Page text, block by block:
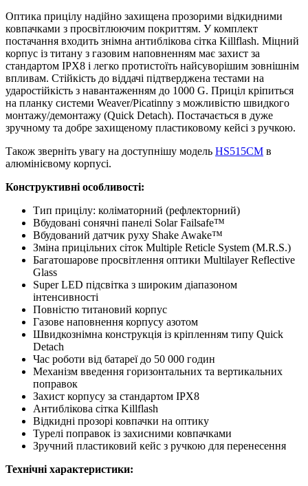
Оптика прицілу надійно захищена прозорими відкидними
ковпачками з просвітлюючим покриттям. У комплект
постачання входить знімна антиблікова сітка Killflash. Міцний
корпус із титану з газовим наповненням має захист за
стандартом IPX8 і легко протистоїть найсуворішим зовнішнім
впливам. Стійкість до віддачі підтверджена тестами на
ударостійкість з навантаженням до 1000 G. Приціл кріпиться
на планку системи Weaver/Picatinny з можливістю швидкого
монтажу/демонтажу (Quick Detach). Постачається в дуже
зручному та добре захищеному пластиковому кейсі з ручкою.
Також зверніть увагу на доступнішу модель HS515CM в
алюмінієвому корпусі.
Конструктивні особливості:
Тип прицілу: коліматорний (рефлекторний)
Вбудовані сонячні панелі Solar Failsafe™
Вбудований датчик руху Shake Awake™
Зміна прицільних сіток Multiple Reticle System (M.R.S.)
Багатошарове просвітлення оптики Multilayer Reflective
Glass
Super LED підсвітка з широким діапазоном
інтенсивності
Повністю титановий корпус
Газове наповнення корпусу азотом
Швидкознімна конструкція із кріпленням типу Quick
Detach
Час роботи від батареї до 50 000 годин
Механізм введення горизонтальних та вертикальних
поправок
Захист корпусу за стандартом IPX8
Антиблікова сітка Killflash
Відкидні прозорі ковпачки на оптику
Турелі поправок із захисними ковпачками
Зручний пластиковий кейс з ручкою для перенесення
Технічні характеристики: